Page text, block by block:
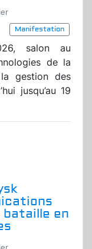
Manifestation
salon au
de la
gestion des
jusqu’au 19
bataille en